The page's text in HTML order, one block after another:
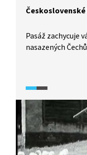
Pasáž zachycuje
nasazených